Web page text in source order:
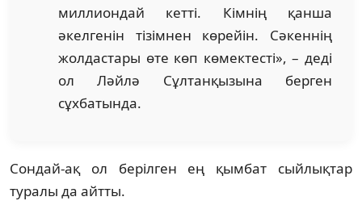
миллиондай кетті. Кімнің қанша
әкелгенін тізімнен көрейін. Сәкеннің
жолдастары өте көп көмектесті», – деді
ол Ләйлә Сұлтанқызына берген
сұхбатында.
Сондай-ақ ол берілген ең қымбат сыйлықтар
туралы да айтты.